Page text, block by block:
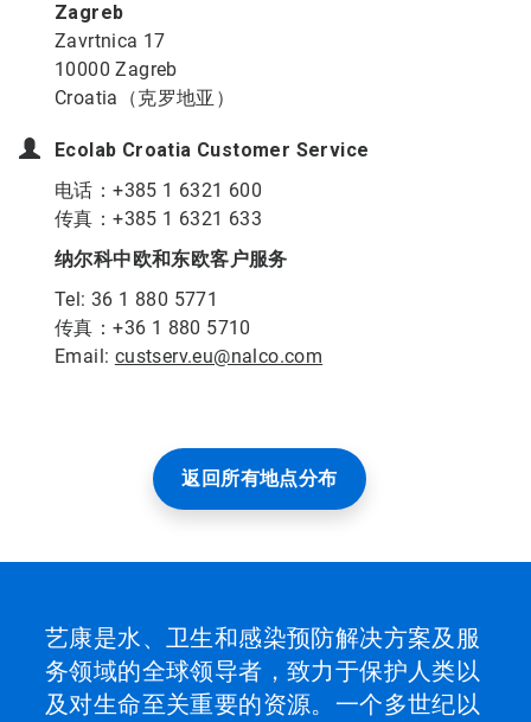
Zagreb
Zavrtnica 17
10000 Zagreb
Croatia（克罗地亚）
Ecolab Croatia Customer Service
电话：+385 1 6321 600
传真：+385 1 6321 633
纳尔科中欧和东欧客户服务
Tel: 36 1 880 5771
传真：+36 1 880 5710
Email: custserv.eu@nalco.com
返回所有地点分布
艺康是水、卫生和感染预防解决方案及服
务领域的全球领导者，致力于保护人类以
及对生命至关重要的资源。一个多世纪以